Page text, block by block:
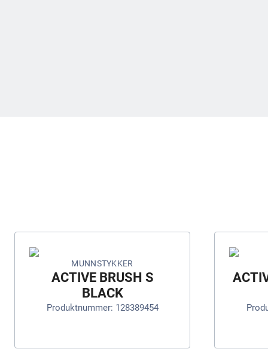
MUNNSTYKKER
ACTIVE BRUSH S
BLACK
Produktnummer: 128389454